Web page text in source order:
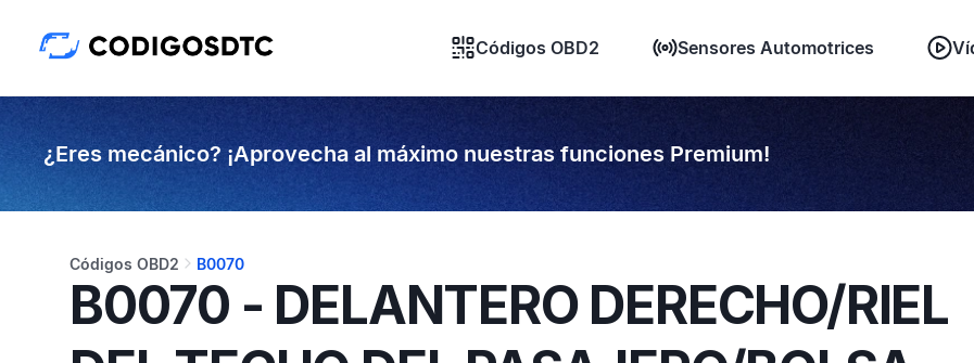
Códigos OBD2 Sensores Automotrices
¿Eres mecánico? ¡Aprovecha al máximo nuestras funciones Premium!
Códigos OBD2 B0070
B0070 - DELANTERO DERECHO/RIEL